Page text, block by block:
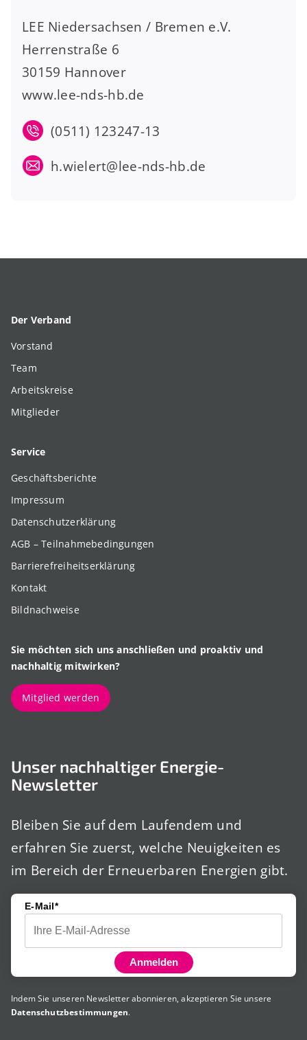
LEE Niedersachsen / Bremen e.V.
Herrenstraße 6
30159 Hannover
www.lee-nds-hb.de
(0511) 123247-13
h.wielert@lee-nds-hb.de
Der Verband
Vorstand
Team
Arbeitskreise
Mitglieder
Service
Geschäftsberichte
Impressum
Datenschutzerklärung
AGB – Teilnahmebedingungen
Barrierefreiheitserklärung
Kontakt
Bildnachweise
Sie möchten sich uns anschließen und proaktiv und
nachhaltig mitwirken?
Mitglied werden
Unser nachhaltiger Energie-
Newsletter
Bleiben Sie auf dem Laufendem und
erfahren Sie zuerst, welche Neuigkeiten es
im Bereich der Erneuerbaren Energien gibt.
E-Mail*
Anmelden
Indem Sie unseren Newsletter abonnieren, akzeptieren Sie unsere
Datenschutzbestimmungen.